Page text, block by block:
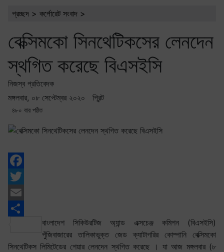
প্রচ্ছদ > কর্পোরেট সংবাদ >
বেক্সিমকো সিনথেটিকসের লেনদেন
স্থগিত করেছে বিএসইসি
নিজস্ব প্রতিবেদক
মঙ্গলবার, ০৮ সেপ্টেম্বর ২০২০ প্রিন্ট
৪৮০ বার পঠিত
Facebook
Twitter
Email
Share
বাংলাদেশ সিকিউরটিজ অ্যান্ড এক্সচেঞ্জ কমিশন (বিএসইসি)
পুঁজিবাজারের তালিকাভুক্ত জেড ক্যাটাগরির কোম্পানি বেক্সিমকো
সিনথেটিকস লিমিটেডের শেয়ার লেনদেন স্থগিত করেছে । যা আজ মঙ্গলবার (৮